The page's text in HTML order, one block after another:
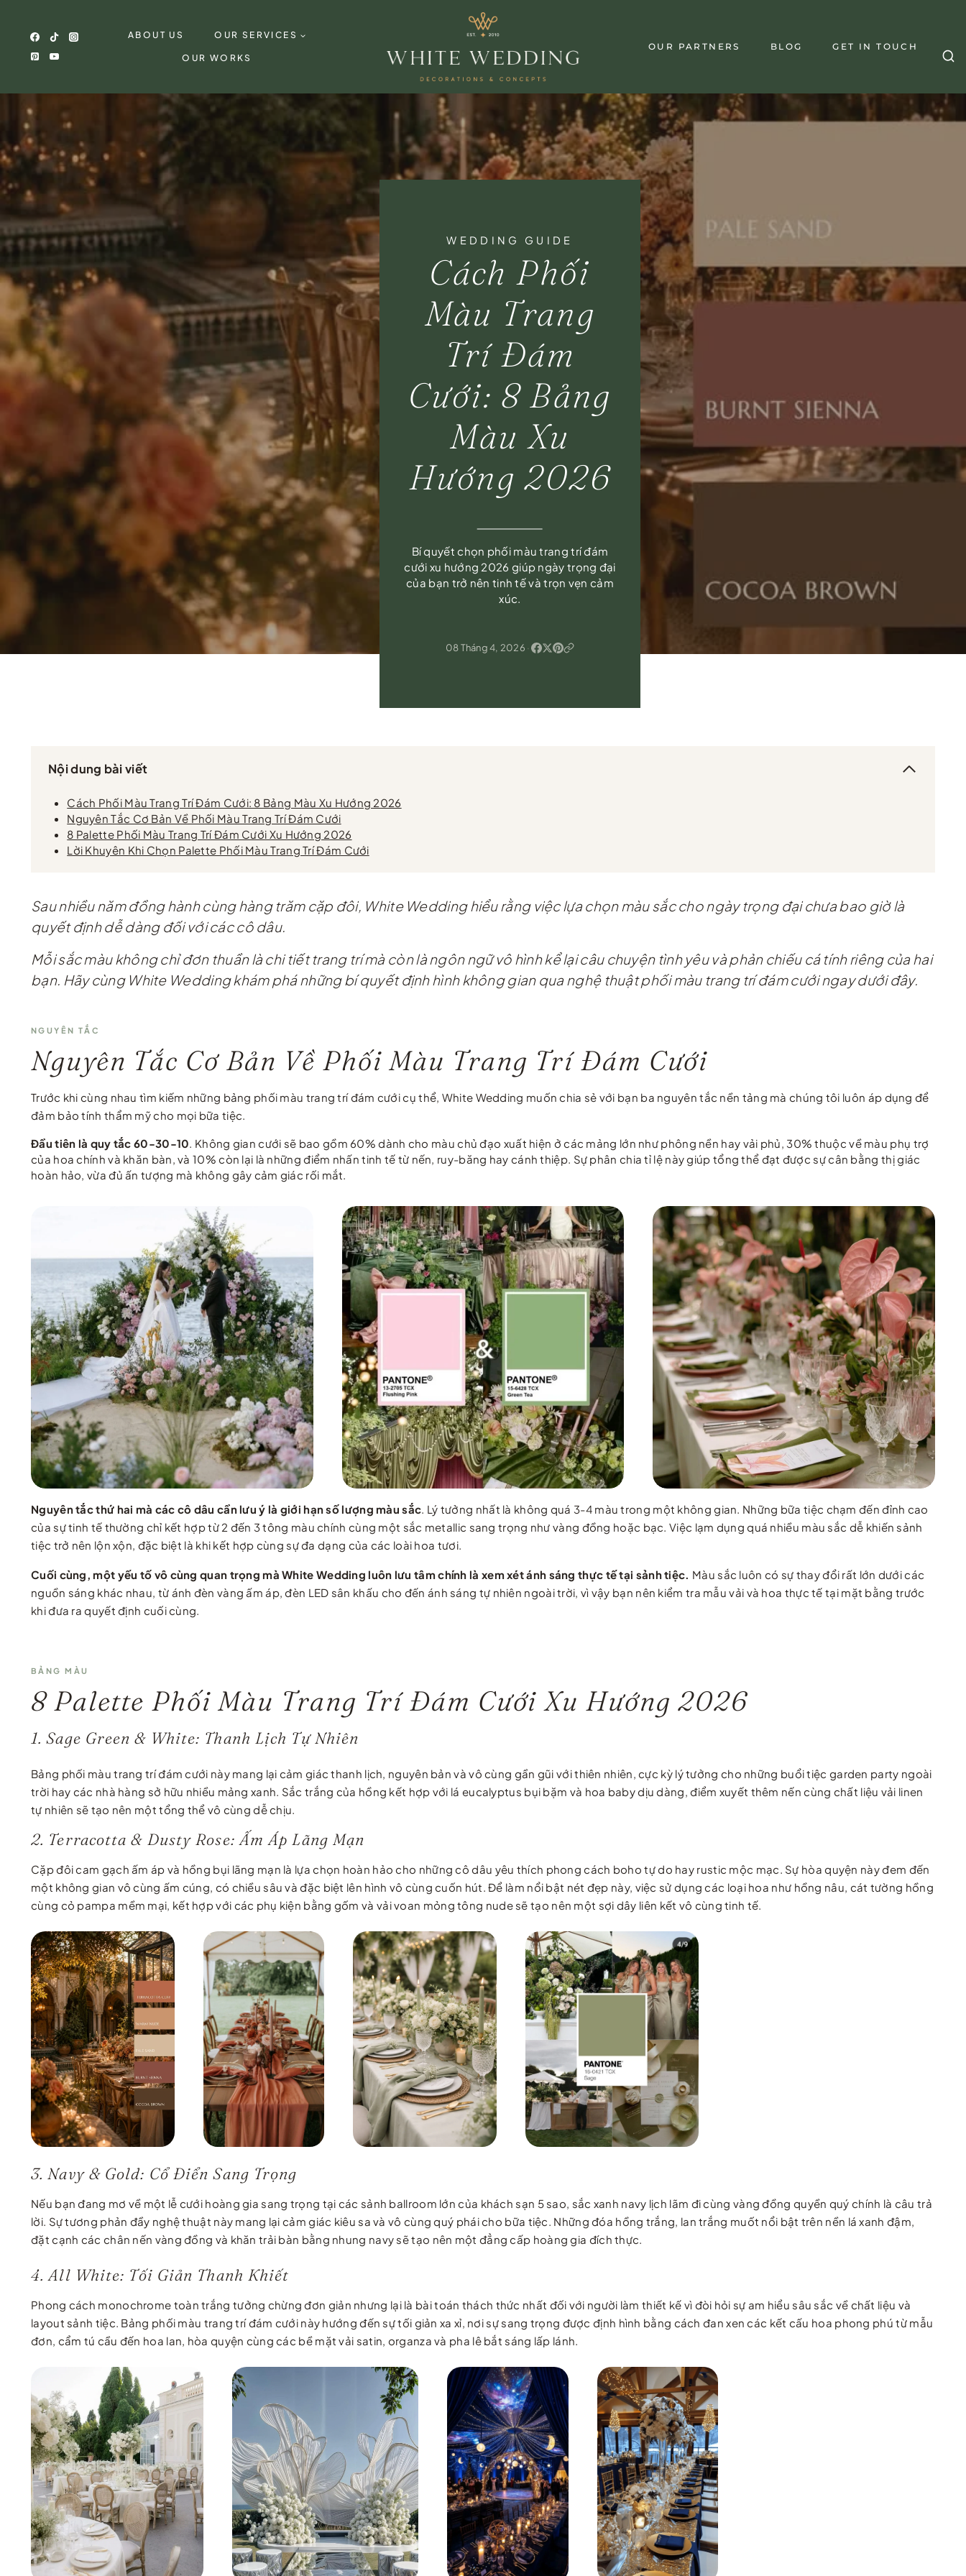
content
ABOUT US OUR SERVICES
OUR WORKS
OUR PARTNERS BLOG GET IN TOUCH
WEDDING GUIDE
Cách Phối
Màu Trang
Trí Đám
Cưới: 8 Bảng
Màu Xu
Hướng 2026
Bí quyết chọn phối màu trang trí đám
cưới xu hướng 2026 giúp ngày trọng đại
của bạn trở nên tinh tế và trọn vẹn cảm
xúc.
08 Tháng 4, 2026 ·
Nội dung bài viết
Cách Phối Màu Trang Trí Đám Cưới: 8 Bảng Màu Xu Hướng 2026
Nguyên Tắc Cơ Bản Về Phối Màu Trang Trí Đám Cưới
8 Palette Phối Màu Trang Trí Đám Cưới Xu Hướng 2026
Lời Khuyên Khi Chọn Palette Phối Màu Trang Trí Đám Cưới
Sau nhiều năm đồng hành cùng hàng trăm cặp đôi, White Wedding hiểu rằng việc lựa chọn màu sắc cho ngày trọng đại chưa bao giờ là
quyết định dễ dàng đối với các cô dâu.
Mỗi sắc màu không chỉ đơn thuần là chi tiết trang trí mà còn là ngôn ngữ vô hình kể lại câu chuyện tình yêu và phản chiếu cá tính riêng của hai
bạn. Hãy cùng White Wedding khám phá những bí quyết định hình không gian qua nghệ thuật phối màu trang trí đám cưới ngay dưới đây.
NGUYÊN TẮC
Nguyên Tắc Cơ Bản Về Phối Màu Trang Trí Đám Cưới
Trước khi cùng nhau tìm kiếm những bảng phối màu trang trí đám cưới cụ thể, White Wedding muốn chia sẻ với bạn ba nguyên tắc nền tảng mà chúng tôi luôn áp dụng để
đảm bảo tính thẩm mỹ cho mọi bữa tiệc.
Đầu tiên là quy tắc 60-30-10. Không gian cưới sẽ bao gồm 60% dành cho màu chủ đạo xuất hiện ở các mảng lớn như phông nền hay vải phủ, 30% thuộc về màu phụ trợ
của hoa chính và khăn bàn, và 10% còn lại là những điểm nhấn tinh tế từ nến, ruy-băng hay cánh thiệp. Sự phân chia tỉ lệ này giúp tổng thể đạt được sự cân bằng thị giác
hoàn hảo, vừa đủ ấn tượng mà không gây cảm giác rối mắt.
Nguyên tắc thứ hai mà các cô dâu cần lưu ý là giới hạn số lượng màu sắc. Lý tưởng nhất là không quá 3-4 màu trong một không gian. Những bữa tiệc chạm đến đỉnh cao
của sự tinh tế thường chỉ kết hợp từ 2 đến 3 tông màu chính cùng một sắc metallic sang trọng như vàng đồng hoặc bạc. Việc lạm dụng quá nhiều màu sắc dễ khiến sảnh
tiệc trở nên lộn xộn, đặc biệt là khi kết hợp cùng sự đa dạng của các loài hoa tươi.
Cuối cùng, một yếu tố vô cùng quan trọng mà White Wedding luôn lưu tâm chính là xem xét ánh sáng thực tế tại sảnh tiệc. Màu sắc luôn có sự thay đổi rất lớn dưới các
nguồn sáng khác nhau, từ ánh đèn vàng ấm áp, đèn LED sân khấu cho đến ánh sáng tự nhiên ngoài trời, vì vậy bạn nên kiểm tra mẫu vải và hoa thực tế tại mặt bằng trước
khi đưa ra quyết định cuối cùng.
BẢNG MÀU
8 Palette Phối Màu Trang Trí Đám Cưới Xu Hướng 2026
1. Sage Green & White: Thanh Lịch Tự Nhiên
Bảng phối màu trang trí đám cưới này mang lại cảm giác thanh lịch, nguyên bản và vô cùng gần gũi với thiên nhiên, cực kỳ lý tưởng cho những buổi tiệc garden party ngoài
trời hay các nhà hàng sở hữu nhiều mảng xanh. Sắc trắng của hồng kết hợp với lá eucalyptus bụi bặm và hoa baby dịu dàng, điểm xuyết thêm nến cùng chất liệu vải linen
tự nhiên sẽ tạo nên một tổng thể vô cùng dễ chịu.
2. Terracotta & Dusty Rose: Ấm Áp Lãng Mạn
Cặp đôi cam gạch ấm áp và hồng bụi lãng mạn là lựa chọn hoàn hảo cho những cô dâu yêu thích phong cách boho tự do hay rustic mộc mạc. Sự hòa quyện này đem đến
một không gian vô cùng ấm cúng, có chiều sâu và đặc biệt lên hình vô cùng cuốn hút. Để làm nổi bật nét đẹp này, việc sử dụng các loại hoa như hồng nâu, cát tường hồng
cùng cỏ pampa mềm mại, kết hợp với các phụ kiện bằng gốm và vải voan mỏng tông nude sẽ tạo nên một sợi dây liên kết vô cùng tinh tế.
3. Navy & Gold: Cổ Điển Sang Trọng
Nếu bạn đang mơ về một lễ cưới hoàng gia sang trọng tại các sảnh ballroom lớn của khách sạn 5 sao, sắc xanh navy lịch lãm đi cùng vàng đồng quyền quý chính là câu trả
lời. Sự tương phản đầy nghệ thuật này mang lại cảm giác kiêu sa và vô cùng quý phái cho bữa tiệc. Những đóa hồng trắng, lan trắng muốt nổi bật trên nền lá xanh đậm,
đặt cạnh các chân nến vàng đồng và khăn trải bàn bằng nhung navy sẽ tạo nên một đẳng cấp hoàng gia đích thực.
4. All White: Tối Giản Thanh Khiết
Phong cách monochrome toàn trắng tưởng chừng đơn giản nhưng lại là bài toán thách thức nhất đối với người làm thiết kế vì đòi hỏi sự am hiểu sâu sắc về chất liệu và
layout sảnh tiệc. Bảng phối màu trang trí đám cưới này hướng đến sự tối giản xa xỉ, nơi sự sang trọng được định hình bằng cách đan xen các kết cấu hoa phong phú từ mẫu
đơn, cẩm tú cầu đến hoa lan, hòa quyện cùng các bề mặt vải satin, organza và pha lê bắt sáng lấp lánh.